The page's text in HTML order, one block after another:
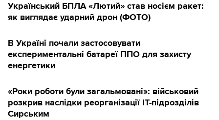
Український БПЛА «Лютий» став носієм ракет:
як виглядає ударний дрон (ФОТО)
В Україні почали застосовувати
експериментальні батареї ППО для захисту
енергетики
«Роки роботи були загальмовані»: військовий
розкрив наслідки реорганізації IT-підрозділів
Сирським